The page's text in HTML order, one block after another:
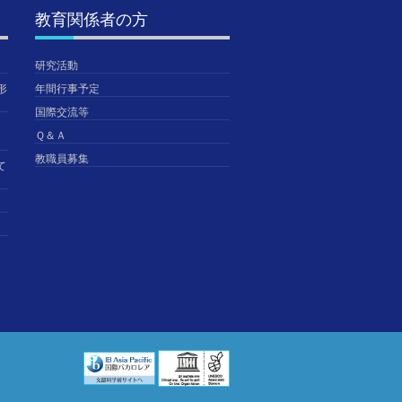
教育関係者の方
研究活動
年間行事予定
国際交流等
Ｑ＆Ａ
教職員募集